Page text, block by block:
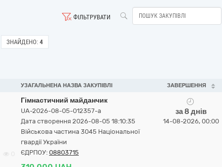
ФІЛЬТРУВАТИ
ЗНАЙДЕНО: 4
УЗАГАЛЬНЕНА НАЗВА ЗАКУПІВЛІ ЗАВЕРШЕННЯ
Гімнастичний майданчик
UA-2026-08-05-012357-a
Дата створення 2026-08-05 18:10:35
Військова частина 3045 Національної
гвардії України
ЄДРПОУ: 08803715
за 8 днів
14-08-2026, 00:00